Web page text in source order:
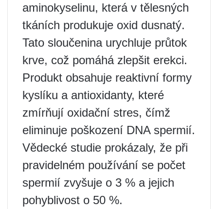
aminokyselinu, která v tělesných
tkáních produkuje oxid dusnatý.
Tato sloučenina urychluje průtok
krve, což pomáhá zlepšit erekci.
Produkt obsahuje reaktivní formy
kyslíku a antioxidanty, které
zmírňují oxidační stres, čímž
eliminuje poškození DNA spermií.
Vědecké studie prokázaly, že při
pravidelném používání se počet
spermií zvyšuje o 3 % a jejich
pohyblivost o 50 %.